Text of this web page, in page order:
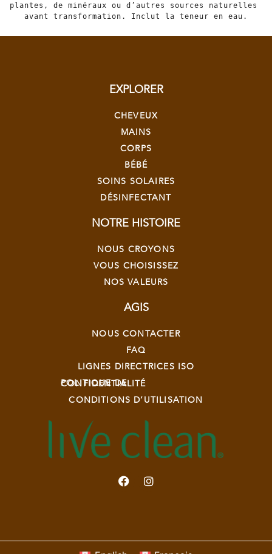
plantes, de minéraux ou d’autres sources naturelles
avant transformation. Inclut la teneur en eau.
EXPLORER
CHEVEUX
MAINS
CORPS
BÉBÉ
SOINS SOLAIRES
DÉSINFECTANT
NOTRE HISTOIRE
NOUS CROYONS
VOUS CHOISISSEZ
NOS VALEURS
AGIS
NOUS CONTACTER
FAQ
LIGNES DIRECTRICES ISO
POLITIQUE DE CONFIDENTIALITÉ
CONDITIONS D’UTILISATION